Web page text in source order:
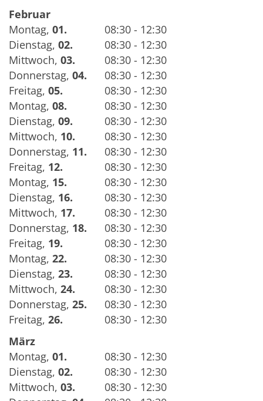
Februar
Montag, 01.
08:30 - 12:30
Dienstag, 02.
08:30 - 12:30
Mittwoch, 03.
08:30 - 12:30
Donnerstag, 04.
08:30 - 12:30
Freitag, 05.
08:30 - 12:30
Montag, 08.
08:30 - 12:30
Dienstag, 09.
08:30 - 12:30
Mittwoch, 10.
08:30 - 12:30
Donnerstag, 11.
08:30 - 12:30
Freitag, 12.
08:30 - 12:30
Montag, 15.
08:30 - 12:30
Dienstag, 16.
08:30 - 12:30
Mittwoch, 17.
08:30 - 12:30
Donnerstag, 18.
08:30 - 12:30
Freitag, 19.
08:30 - 12:30
Montag, 22.
08:30 - 12:30
Dienstag, 23.
08:30 - 12:30
Mittwoch, 24.
08:30 - 12:30
Donnerstag, 25.
08:30 - 12:30
Freitag, 26.
08:30 - 12:30
März
Montag, 01.
08:30 - 12:30
Dienstag, 02.
08:30 - 12:30
Mittwoch, 03.
08:30 - 12:30